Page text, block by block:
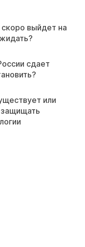
выйдет на
сдает
или
защищать